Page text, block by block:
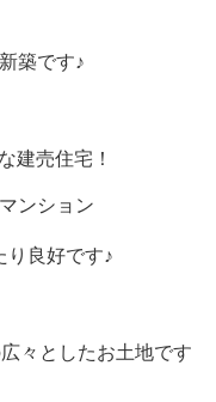
築です♪
建売住宅！
ンション
良好です♪
々としたお土地です